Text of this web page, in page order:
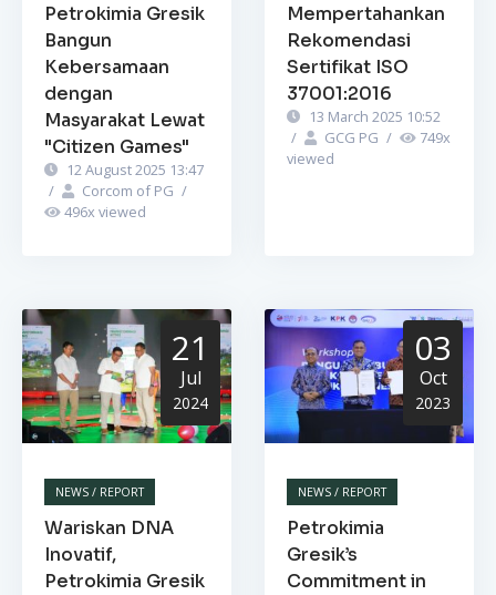
Petrokimia Gresik
Bangun
Kebersamaan
dengan
Masyarakat Lewat
"Citizen Games"
12 August 2025 13:47
/
Corcom of PG /
496x viewed
Mempertahankan
Rekomendasi
Sertifikat ISO
37001:2016
13 March 2025 10:52
/
GCG PG / 749x
viewed
21
Jul
2024
NEWS / REPORT
Wariskan DNA
Inovatif,
Petrokimia Gresik
03
Oct
2023
NEWS / REPORT
Petrokimia
Gresik’s
Commitment in